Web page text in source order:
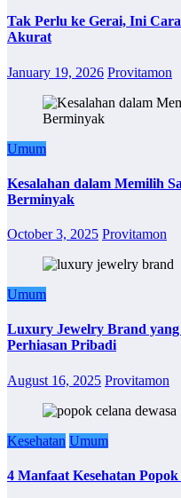
Tak Perlu ke Gerai, Ini
Akurat
January 19, 2026 Provitamon
Umum
Kesalahan dalam Memilih
Berminyak
October 3, 2025 Provitamon
Umum
Luxury Jewelry Brand
Perhiasan Pribadi
August 16, 2025 Provitamon
Kesehatan Umum
4 Manfaat Kesehatan Popok